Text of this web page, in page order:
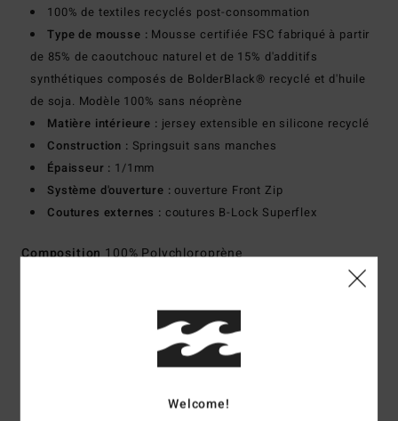
100% de textiles recyclés post-consommation
Type de mousse : Mousse certifiée FSC fabriqué à partir
de 85% de caoutchouc naturel et de 15% d'additifs
synthétiques composés de BolderBlack® recyclé et d'huile
de soja. Modèle 100% sans néoprène
Matière intérieure : jersey extensible en silicone recyclé
Construction : Springsuit sans manches
Épaisseur : 1/1mm
Système d'ouverture : ouverture Front Zip
Coutures externes : coutures B-Lock Superflex
Composition100% Polychloroprène
Livraison & Retours
Welcome!